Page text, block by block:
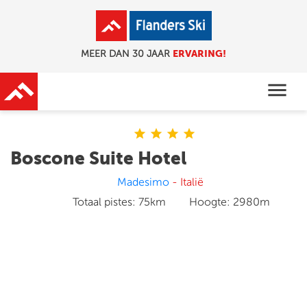
MEER DAN 30 JAAR ERVARING!
menu
star star star star
Boscone Suite Hotel
Madesimo - Italië
Totaal pistes: 75km Hoogte: 2980m